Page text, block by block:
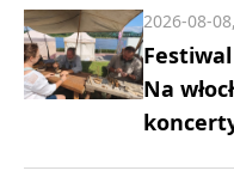
Na
2026-08-